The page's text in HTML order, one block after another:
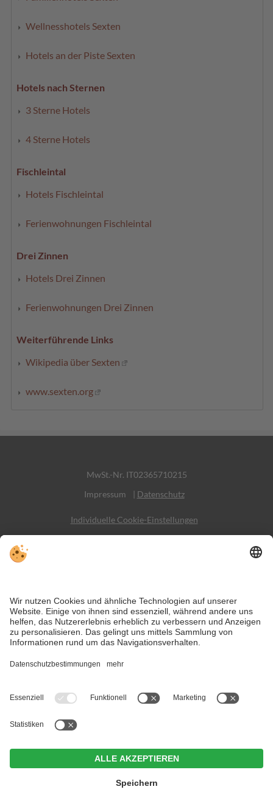
Wellnesshotels Sexten
Hotels an der Piste Sexten
Hotels nach Sternen
3 Sterne Hotels
4 Sterne Hotels
Fischleintal
Hotels Fischleintal
Ferienwohnungen Fischleintal
Drei Zinnen
Hotels Drei Zinnen
Ferienwohnungen Drei Zinnen
Weiterführende Links
Wikipedia über Sexten
www.sexten.org
Majestic - Unique Spa Resort ****S
MwSt.-Nr. IT02365710215
Impressum
| Datenschutz
Individuelle Cookie-Einstellungen
Social Media
Trotz genauer Arbeit und ständigem Aktualisieren der Inhalte, können
Ort über die aktuellen Bedingungen.
Perfekt präparierte Pisten, moderne Aufstiegslagen und vieles